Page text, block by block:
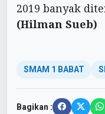
2019 banyak
(Hilman Sueb)
SMAM 1 BABAT
Bagikan :